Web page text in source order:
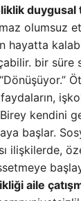
olumsuz
hayatta
bir süre
faydaların,
kendini
başlar.
ilişkilerde,
aile